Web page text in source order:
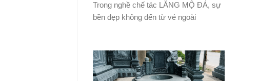
Trong nghề chế tác LĂNG MỘ ĐÁ, sự
bền đẹp không đến từ vẻ ngoài